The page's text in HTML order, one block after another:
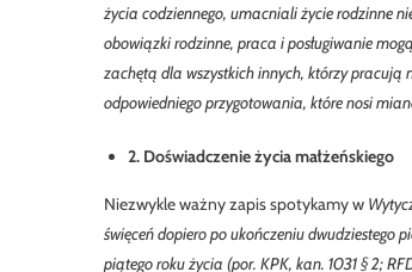
życia codziennego, umacniali życie rodzinne
obowiązki rodzinne, praca i posługiwanie
zachętą dla wszystkich innych, którzy pracują
odpowiedniego przygotowania, które nosi
2. Doświadczenie życia małżeńskiego
Niezwykle ważny zapis spotykamy w
święceń dopiero po ukończeniu dwudziestego
piątego roku życia (por. KPK, kan. 1031 § 2;